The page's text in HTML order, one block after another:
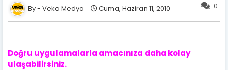
0
Veka Medya Cuma, Haziran 11, 2010
Doğru uygulamalarla amacınıza daha kolay
ulaşabilirsiniz.